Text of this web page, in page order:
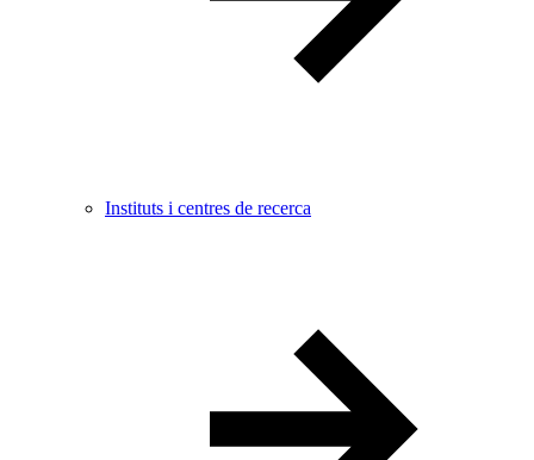
Instituts i centres de recerca